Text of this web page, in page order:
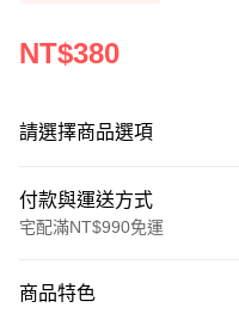
NT$380
請選擇商品選項
付款與運送方式
宅配滿NT$990免運
信用卡一次付款
商品特色